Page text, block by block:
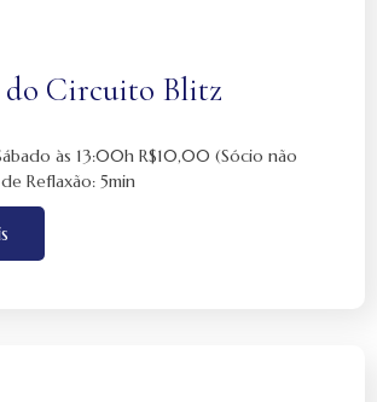
do Circuito Blitz
às 13:00h R$10,00 (Sócio não
Reflaxão: 5min